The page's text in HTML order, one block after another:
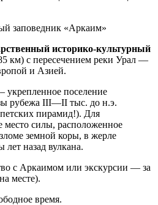
заповедник «Аркаим»
историко-культурный
км) с пересечением реки Урал —
и Азией.
укрепленное поселение
рубежа III—II тыс. до н.э.
пирамид!). Для
силы, расположенное
земной коры, в жерле
назад вулкана.
с Аркаимом или экскурсии — за
месте).
время.